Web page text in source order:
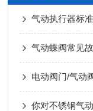
气动执行器标
气动蝶阀常见
电动阀门/气动
你对不锈钢气